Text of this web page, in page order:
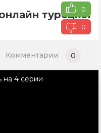
0
0
Комментарии 0
на 4 серии